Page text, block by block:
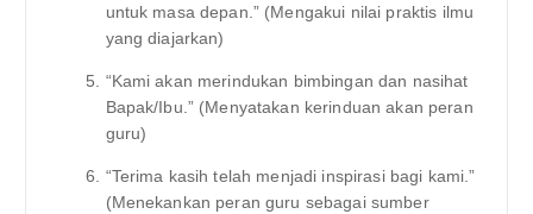
untuk masa depan.” (Mengakui nilai praktis ilmu
yang diajarkan)
“Kami akan merindukan bimbingan dan nasihat
Bapak/Ibu.” (Menyatakan kerinduan akan peran
guru)
“Terima kasih telah menjadi inspirasi bagi kami.”
(Menekankan peran guru sebagai sumber